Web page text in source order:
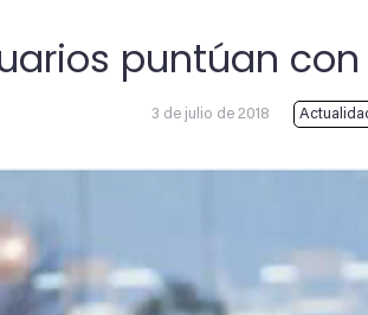
puntúan
3 de julio de 2018